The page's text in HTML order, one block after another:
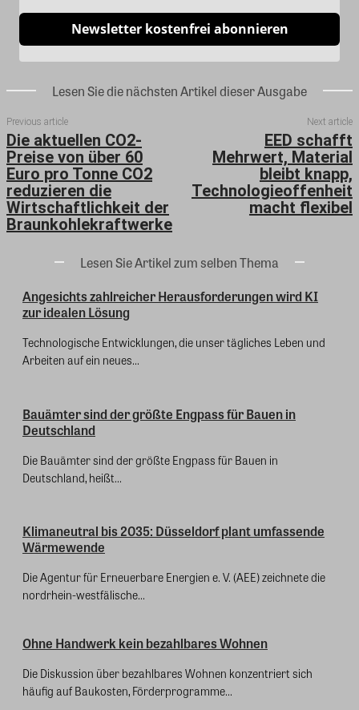
Newsletter kostenfrei abonnieren
Lesen Sie die nächsten Artikel dieser Ausgabe
Previous article
Die aktuellen CO2-
Preise von über 60
Euro pro Tonne CO2
reduzieren die
Wirtschaftlichkeit der
Braunkohlekraftwerke
Next article
EED schafft
Mehrwert, Material
bleibt knapp,
Technologieoffenheit
macht flexibel
Lesen Sie Artikel zum selben Thema
Angesichts zahlreicher Herausforderungen wird KI
zur idealen Lösung
Technologische Entwicklungen, die unser tägliches Leben und
Arbeiten auf ein neues...
Bauämter sind der größte Engpass für Bauen in
Deutschland
Die Bauämter sind der größte Engpass für Bauen in
Deutschland, heißt...
Klimaneutral bis 2035: Düsseldorf plant umfassende
Wärmewende
Die Agentur für Erneuerbare Energien e. V. (AEE) zeichnete die
nordrhein-westfälische...
Ohne Handwerk kein bezahlbares Wohnen
Die Diskussion über bezahlbares Wohnen konzentriert sich
häufig auf Baukosten, Förderprogramme...